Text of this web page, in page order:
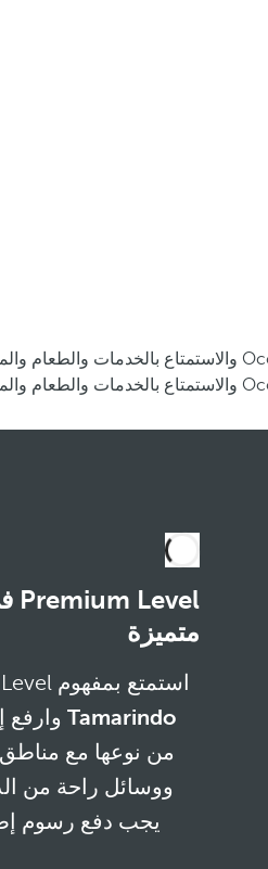
متميزة
استمتع بمفهوم Premium Level الحصري في فندق
Tamarindoوارفع
من نوعها مع
ووسائل راحة من
يجب دفع رسوم